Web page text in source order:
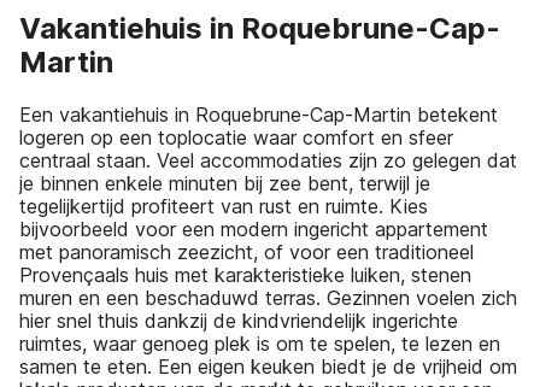
Vakantiehuis in Roquebrune-Cap-
Martin
Een vakantiehuis in Roquebrune-Cap-Martin betekent
logeren op een toplocatie waar comfort en sfeer
centraal staan. Veel accommodaties zijn zo gelegen dat
je binnen enkele minuten bij zee bent, terwijl je
tegelijkertijd profiteert van rust en ruimte. Kies
bijvoorbeeld voor een modern ingericht appartement
met panoramisch zeezicht, of voor een traditioneel
Provençaals huis met karakteristieke luiken, stenen
muren en een beschaduwd terras. Gezinnen voelen zich
hier snel thuis dankzij de kindvriendelijk ingerichte
ruimtes, waar genoeg plek is om te spelen, te lezen en
samen te eten. Een eigen keuken biedt je de vrijheid om